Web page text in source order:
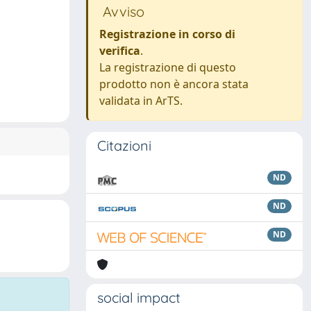
Avviso
Registrazione in corso di
verifica.
La registrazione di questo
prodotto non è ancora stata
validata in ArTS.
Citazioni
ND
ND
ND
social impact